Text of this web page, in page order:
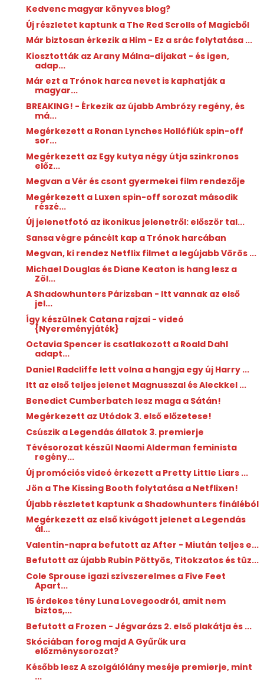
Kedvenc magyar könyves blog?
Új részletet kaptunk a The Red Scrolls of Magicből
Már biztosan érkezik a Him - Ez a srác folytatása ...
Kiosztották az Arany Málna-díjakat - és igen,
adap...
Már ezt a Trónok harca nevet is kaphatják a
magyar...
BREAKING! - Érkezik az újabb Ambrózy regény, és
má...
Megérkezett a Ronan Lynches Hollófiúk spin-off
sor...
Megérkezett az Egy kutya négy útja szinkronos
előz...
Megvan a Vér és csont gyermekei film rendezője
Megérkezett a Luxen spin-off sorozat második
részé...
Új jelenetfotó az ikonikus jelenetről: először tal...
Sansa végre páncélt kap a Trónok harcában
Megvan, ki rendez Netflix filmet a legújabb Vörös ...
Michael Douglas és Diane Keaton is hang lesz a
Zöl...
A Shadowhunters Párizsban - Itt vannak az első
jel...
Így készülnek Catana rajzai - videó
{Nyereményjáték}
Octavia Spencer is csatlakozott a Roald Dahl
adapt...
Daniel Radcliffe lett volna a hangja egy új Harry ...
Itt az első teljes jelenet Magnusszal és Aleckkel ...
Benedict Cumberbatch lesz maga a Sátán!
Megérkezett az Utódok 3. első előzetese!
Csúszik a Legendás állatok 3. premierje
Tévésorozat készül Naomi Alderman feminista
regény...
Új promóciós videó érkezett a Pretty Little Liars ...
Jön a The Kissing Booth folytatása a Netflixen!
Újabb részletet kaptunk a Shadowhunters fináléból
Megérkezett az első kivágott jelenet a Legendás
ál...
Valentin-napra befutott az After - Miután teljes e...
Befutott az újabb Rubin Pöttyös, Titokzatos és tüz...
Cole Sprouse igazi szívszerelmes a Five Feet
Apart...
15 érdekes tény Luna Lovegoodról, amit nem
biztos,...
Befutott a Frozen - Jégvarázs 2. első plakátja és ...
Skóciában forog majd A Gyűrűk ura
előzménysorozat?
Később lesz A szolgálólány meséje premierje, mint
...